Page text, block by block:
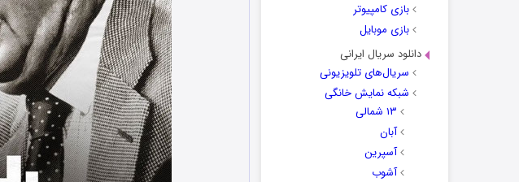
بازی کامپیوتر
بازی موبایل
دانلود سریال ایرانی
سریال‌های تلویزیونی
شبکه نمایش خانگی
۱۳ شمالی
آبان
آسپرین
آشوب